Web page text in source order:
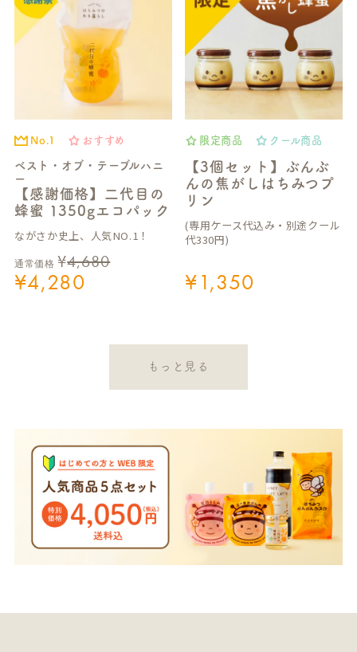
No.1 おすすめ
ベスト・オブ・テーブルハニ
ー
【感謝価格】二代目の
蜂蜜 1350gエコパック
ながさか史上、人気NO.1！
通常価格 ¥4,680
¥4,280
限定商品 クール商品
【3個セット】ぶんぶ
んの焦がしはちみつプ
リン
(専用ケース代込み・別途クール
代330円)
¥1,350
もっと見る